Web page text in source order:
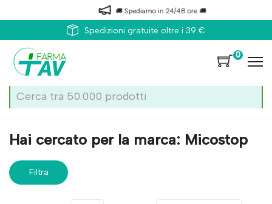
🚚 Spediamo in 24/48 ore 🚚
Spedizioni gratuite oltre i 39 €
0
Home Marche parafarmaci Micostop
Hai cercato per la marca: Micostop
Filtra